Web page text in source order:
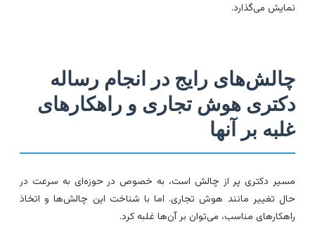
می‌گذارد.
رایج در انجام رساله
هوش تجاری و راهکارهای
بر آنها
دکتری پر از چالش است، به خصوص در حوزه‌ای به سرعت در
تغییر مانند هوش تجاری. اما با شناخت این چالش‌ها و اتخاذ
مناسب، می‌توان بر آن‌ها غلبه کرد.